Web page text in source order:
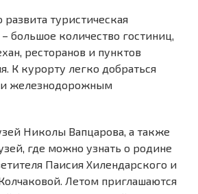
туристическая
большое количество гостиниц,
ресторанов и пунктов
К курорту легко добраться
железнодорожным
Николы Вапцарова, а также
где можно узнать о родине
Паисия Хилендарского и
Летом приглашаются